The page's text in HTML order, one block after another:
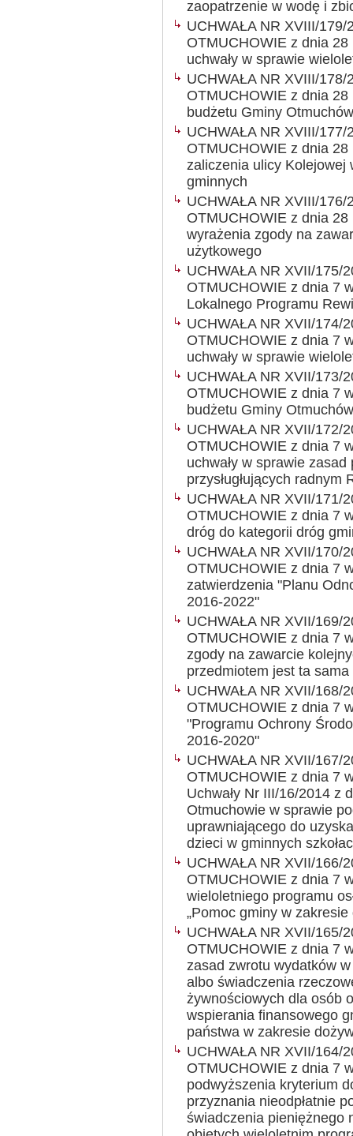
zaopatrzenie w wodę i
UCHWAŁA NR XVIII/
OTMUCHOWIE z dnia
uchwały w sprawie
UCHWAŁA NR XVIII/
OTMUCHOWIE z dnia
budżetu Gminy
UCHWAŁA NR XVIII/
OTMUCHOWIE z dnia
zaliczenia ulicy Kolejowej
gminnych
UCHWAŁA NR XVIII/
OTMUCHOWIE z dnia
wyrażenia zgody na
użytkowego
UCHWAŁA NR XVII/175/
OTMUCHOWIE z dnia 7
Lokalnego Programu
UCHWAŁA NR XVII/174/
OTMUCHOWIE z dnia 7
uchwały w sprawie
UCHWAŁA NR XVII/173/
OTMUCHOWIE z dnia 7
budżetu Gminy
UCHWAŁA NR XVII/172/
OTMUCHOWIE z dnia 7
uchwały w sprawie
przysługłujących
UCHWAŁA NR XVII/171/
OTMUCHOWIE z dnia 7
dróg do kategorii dróg
UCHWAŁA NR XVII/170/
OTMUCHOWIE z dnia 7
zatwierdzenia "Planu
2016-2022"
UCHWAŁA NR XVII/169/
OTMUCHOWIE z dnia 7
zgody na zawarcie
przedmiotem jest ta
UCHWAŁA NR XVII/168/
OTMUCHOWIE z dnia 7
"Programu Ochrony
2016-2020"
UCHWAŁA NR XVII/167/
OTMUCHOWIE z dnia 7
Uchwały Nr III/16/2014 z
Otmuchowie w sprawie
uprawniającego do
dzieci w gminnych
UCHWAŁA NR XVII/166/
OTMUCHOWIE z dnia 7
wieloletniego programu
„Pomoc gminy w
UCHWAŁA NR XVII/165/
OTMUCHOWIE z dnia 7
zasad zwrotu wydatków
albo świadczenia
żywnościowych dla osób
wspierania finansowego
państwa w zakresie
UCHWAŁA NR XVII/164/
OTMUCHOWIE z dnia 7
podwyższenia kryterium
przyznania nieodpłatnie
świadczenia pieniężnego